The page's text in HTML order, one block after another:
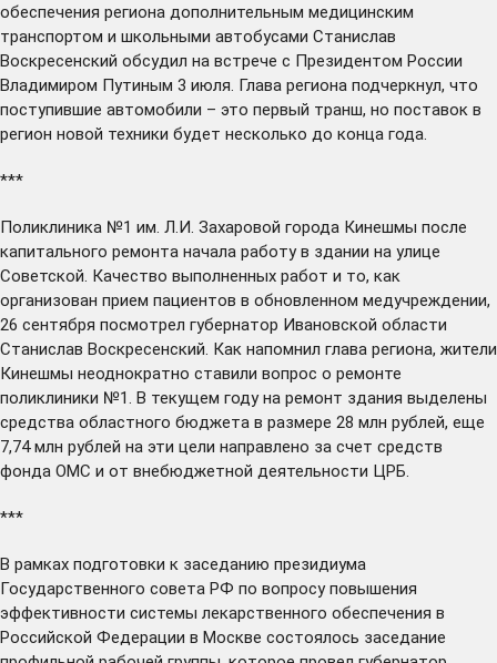
обеспечения региона дополнительным медицинским
транспортом и школьными автобусами Станислав
Воскресенский обсудил на встрече с Президентом России
Владимиром Путиным 3 июля. Глава региона подчеркнул, что
поступившие автомобили – это первый транш, но поставок в
регион новой техники будет несколько до конца года.
***
Поликлиника №1 им. Л.И. Захаровой города Кинешмы после
капитального ремонта начала работув здании на улице
Советской. Качество выполненных работ и то, как
организован прием пациентов в обновленном медучреждении,
26 сентября посмотрел губернатор Ивановской области
Станислав Воскресенский. Как напомнил глава региона, жители
Кинешмы неоднократно ставили вопрос о ремонте
поликлиники №1. В текущем году на ремонт здания выделены
средства областного бюджета в размере 28 млн рублей, еще
7,74 млн рублей на эти цели направлено за счет средств
фонда ОМС и от внебюджетной деятельности ЦРБ.
***
В рамках подготовки к заседанию президиума
Государственного совета РФ по вопросу повышения
эффективности системы лекарственного обеспечения в
Российской Федерации в Москве состоялось заседание